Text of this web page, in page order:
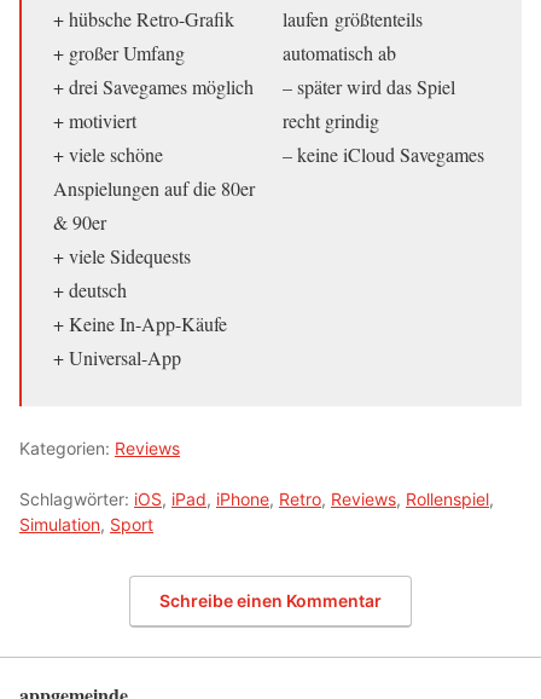
+ hübsche Retro-Grafik
+ großer Umfang
+ drei Savegames möglich
+ motiviert
+ viele schöne
Anspielungen auf die 80er
& 90er
+ viele Sidequests
+ deutsch
+ Keine In-App-Käufe
+ Universal-App
laufen größtenteils
automatisch ab
– später wird das Spiel
recht grindig
– keine iCloud Savegames
Kategorien: Reviews
Schlagwörter: iOS, iPad, iPhone, Retro, Reviews, Rollenspiel,
Simulation, Sport
Schreibe einen Kommentar